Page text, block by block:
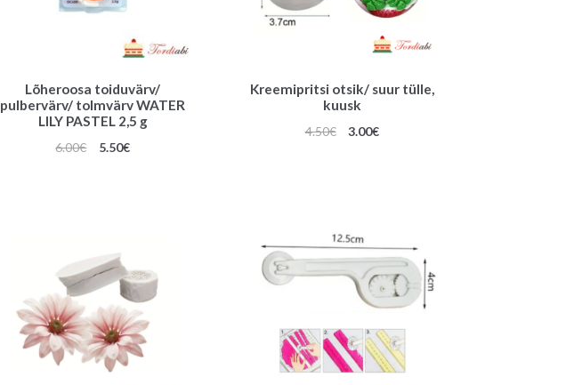
Lõheroosa toiduvärv/
pulbervärv/ tolmvärv WATER
LILY PASTEL 2,5 g
6.00€
Algne
5.50€Praegune
Kreemipritsi otsik/ suur tülle,
kuusk
4.50€
Algne
3.00€Praegune